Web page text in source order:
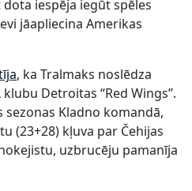
iespēja iegūt spēles
jāapliecina Amerikas
, ka Tralmaks noslēdza
Detroitas “Red Wings”.
sezonas Kladno komandā,
(23+28) kļuva par Čehijas
uzbrucēju pamanīja